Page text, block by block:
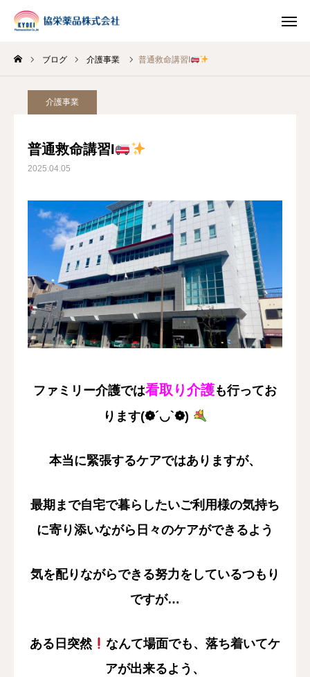
ブログ 介護事業 普通救命講習I
介護事業
普通救命講習I
2025.04.05
ファミリー介護では看取り介護も行ってお
ります(❁´◡`❁)
本当に緊張するケアではありますが、
最期まで自宅で暮らしたいご利用様の気持ち
に寄り添いながら日々のケアができるよう
気を配りながらできる努力をしているつもり
ですが…
ある日突然
なんて場面でも、落ち着いてケ
アが出来るよう、
INSTAGRAM
HOME
事業案内
お知らせ
採用情報